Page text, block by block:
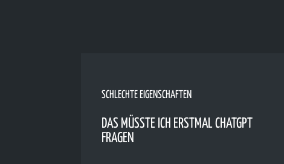
SCHLECHTE EIGENSCHAFTEN
DAS MÜSSTE ICH ERSTMAL CHATGPT
FRAGEN